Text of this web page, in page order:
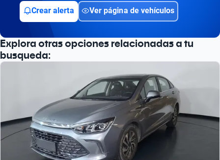
Crear alerta
Ver página de vehículos
Explora otras opciones relacionadas a tu
busqueda: